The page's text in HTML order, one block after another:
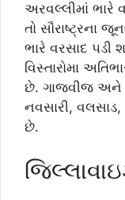
અરવલ્લીમાં ભારે
તો સૌરાષ્ટ્રના
ભારે વરસાદ પડી
વિસ્તારોમા
છે. ગાજવીજ અને
નવસારી,
છે.